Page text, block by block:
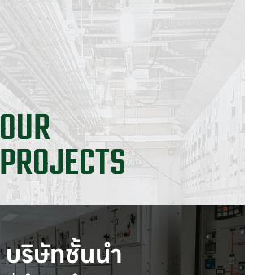
OUR
PROJECTS
บริษัทชั้นนำ